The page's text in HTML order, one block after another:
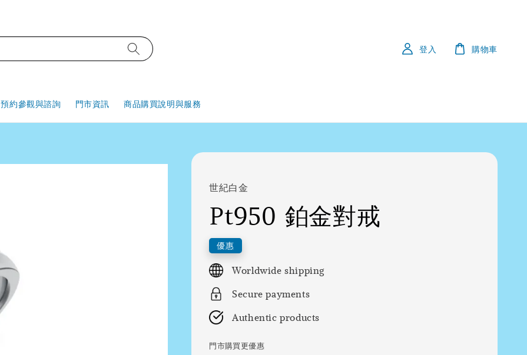
預約參觀與諮詢 門市資訊 商品購買說明與服務
登入 購物車
世紀白金
Pt950 鉑金對戒
優惠
Worldwide shipping
Secure payments
Authentic products
門市購買更優惠